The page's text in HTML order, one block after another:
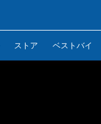
ストア ベストバイ